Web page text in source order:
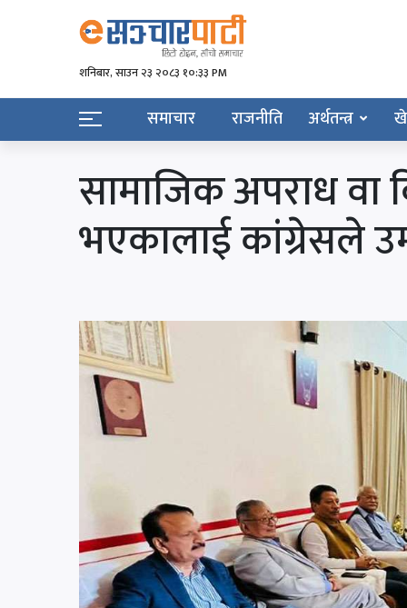
शनिबार, साउन २३ २०८३ १०:३३ PM
समाचार राजनीति अर्थतन्त्र
सामाजिक अपराध वा
भएकालाई कांग्रेसले